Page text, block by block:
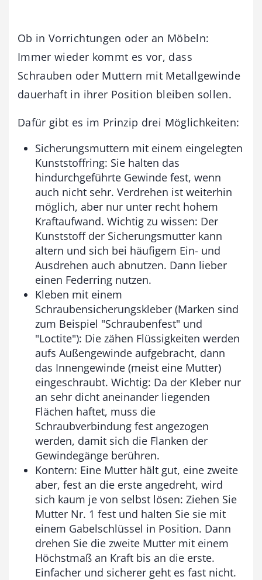
Ob in Vorrichtungen oder an Möbeln:
Immer wieder kommt es vor, dass
Schrauben oder Muttern mit Metallgewinde
dauerhaft in ihrer Position bleiben sollen.
Dafür gibt es im Prinzip drei Möglichkeiten:
Sicherungsmuttern mit einem eingelegten
Kunststoffring: Sie halten das
hindurchgeführte Gewinde fest, wenn
auch nicht sehr. Verdrehen ist weiterhin
möglich, aber nur unter recht hohem
Kraftaufwand. Wichtig zu wissen: Der
Kunststoff der Sicherungsmutter kann
altern und sich bei häufigem Ein- und
Ausdrehen auch abnutzen. Dann lieber
einen Federring nutzen.
Kleben mit einem
Schraubensicherungskleber (Marken sind
zum Beispiel "Schraubenfest" und
"Loctite"): Die zähen Flüssigkeiten werden
aufs Außengewinde aufgebracht, dann
das Innengewinde (meist eine Mutter)
eingeschraubt. Wichtig: Da der Kleber nur
an sehr dicht aneinander liegenden
Flächen haftet, muss die
Schraubverbindung fest angezogen
werden, damit sich die Flanken der
Gewindegänge berühren.
Kontern: Eine Mutter hält gut, eine zweite
aber, fest an die erste angedreht, wird
sich kaum je von selbst lösen: Ziehen Sie
Mutter Nr. 1 fest und halten Sie sie mit
einem Gabelschlüssel in Position. Dann
drehen Sie die zweite Mutter mit einem
Höchstmaß an Kraft bis an die erste.
Einfacher und sicherer geht es fast nicht.